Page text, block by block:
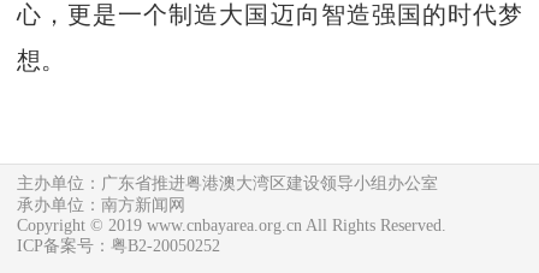
心，更是一个制造大国迈向智造强国的时代梦
想。
主办单位：广东省推进粤港澳大湾区建设领导小组办公室
承办单位：南方新闻网
Copyright © 2019 www.cnbayarea.org.cn All Rights Reserved.
ICP备案号：粤B2-20050252